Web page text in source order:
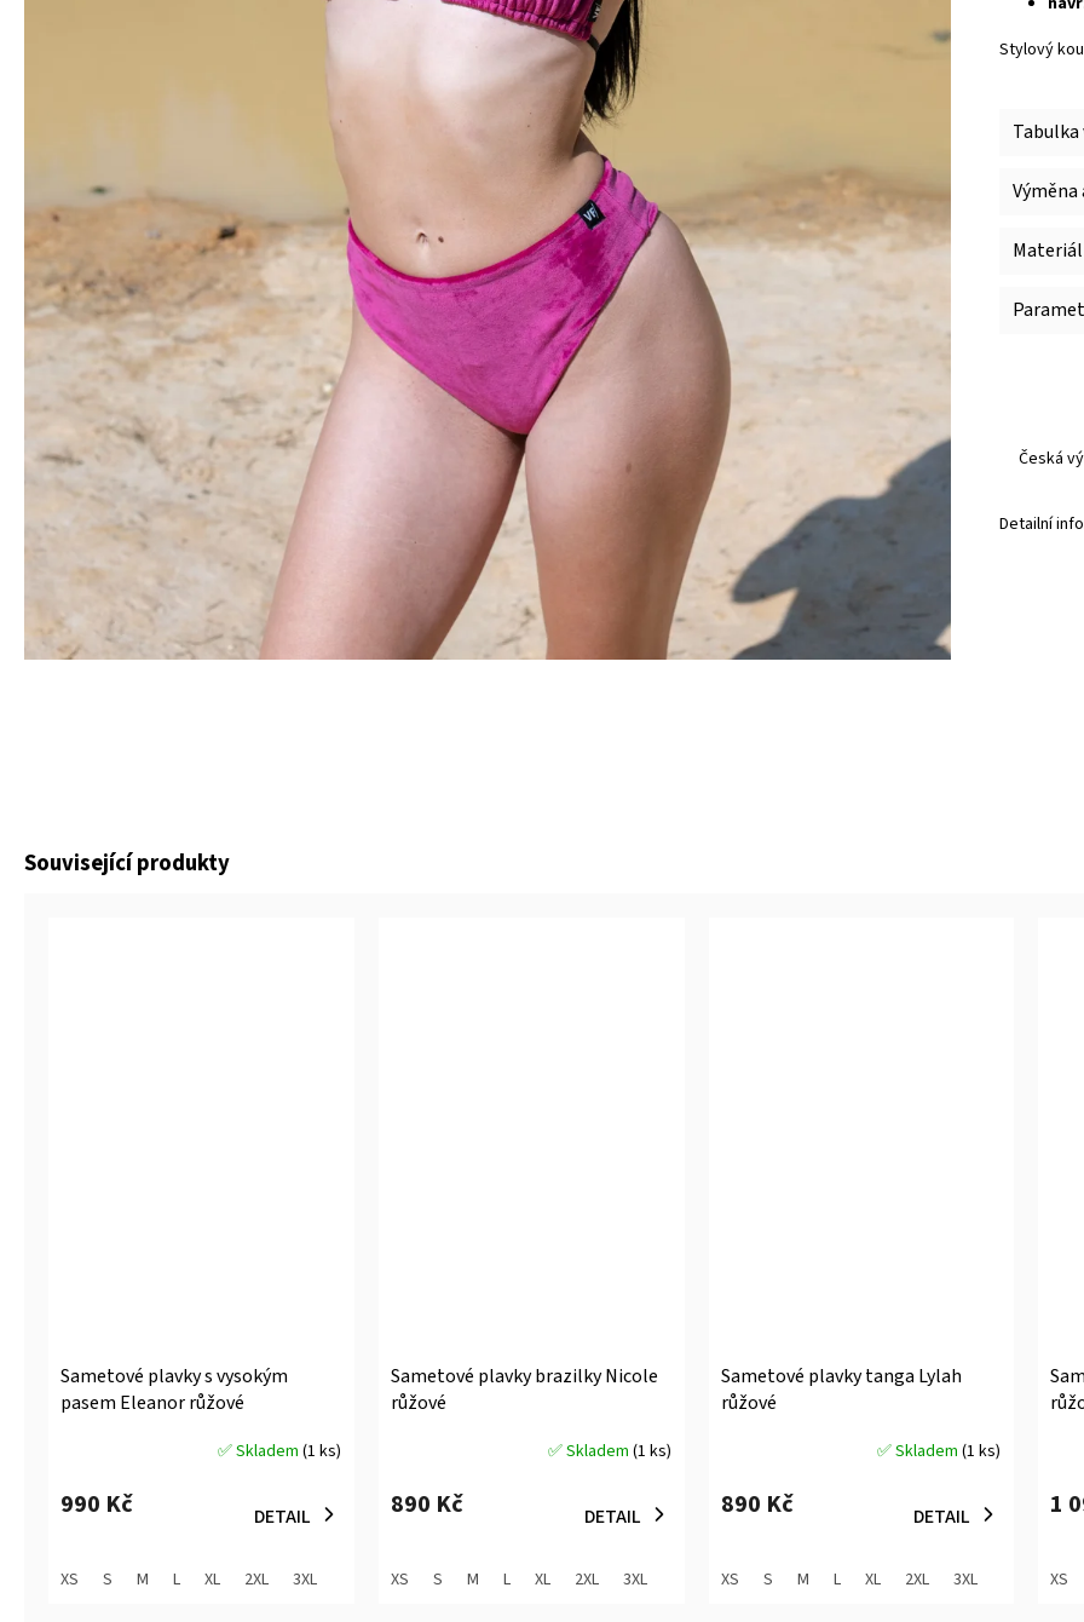
Výměna
Materiál
Česká
Stylový
Detailní
Související produkty
Sametové plavky s vysokým
pasem Eleanor růžové
produktu
z
5
✅ Skladem (1 ks)
990 Kč DETAIL
XS S M L XL 2XL 3XL
Sametové plavky brazilky Nicole
růžové
produktu
z
5
✅ Skladem (1 ks)
890 Kč DETAIL
XS S M L XL 2XL 3XL
Sametové plavky tanga Lylah
růžové
produktu
z
5
✅ Skladem(1 ks)
890 Kč DETAIL
XS S M L XL 2XL 3XL
z
5
1
XS